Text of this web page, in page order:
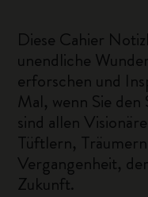
Diese Cahier
unendliche
erforschen und
Mal, wenn Sie
sind allen
Tüftlern,
Vergangenheit,
Zukunft.